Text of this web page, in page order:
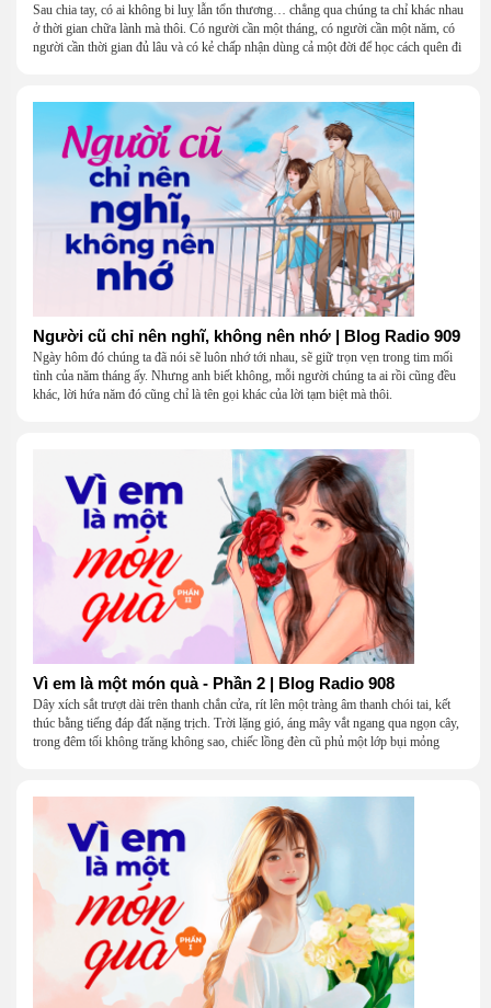
Sau chia tay, có ai không bi luỵ lẫn tổn thương… chẳng qua chúng ta chỉ khác nhau
ở thời gian chữa lành mà thôi. Có người cần một tháng, có người cần một năm, có
người cần thời gian đủ lâu và có kẻ chấp nhận dùng cả một đời để học cách quên đi
Người cũ chỉ nên nghĩ, không nên nhớ | Blog Radio 909
Ngày hôm đó chúng ta đã nói sẽ luôn nhớ tới nhau, sẽ giữ trọn vẹn trong tim mối
tình của năm tháng ấy. Nhưng anh biết không, mỗi người chúng ta ai rồi cũng đều
khác, lời hứa năm đó cũng chỉ là tên gọi khác của lời tạm biệt mà thôi.
Vì em là một món quà - Phần 2 | Blog Radio 908
Dây xích sắt trượt dài trên thanh chắn cửa, rít lên một tràng âm thanh chói tai, kết
thúc bằng tiếng đáp đất nặng trịch. Trời lặng gió, áng mây vắt ngang qua ngọn cây,
trong đêm tối không trăng không sao, chiếc lồng đèn cũ phủ một lớp bụi mỏng